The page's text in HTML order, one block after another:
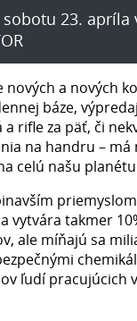
23. apríla
a nových
báze,
rifle za päť, či
na handru – má
celú našu
vytvára takmer
ale míňajú sa
ľudí pracujúcich